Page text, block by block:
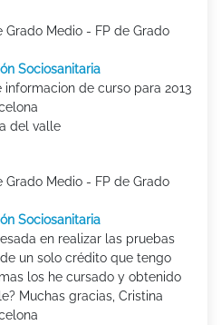
Grado Medio - FP de Grado
Sociosanitaria
informacion de curso para 2013
del valle
Grado Medio - FP de Grado
Sociosanitaria
en realizar las pruebas
un solo crédito que tengo
los he cursado y obtenido
Muchas gracias, Cristina